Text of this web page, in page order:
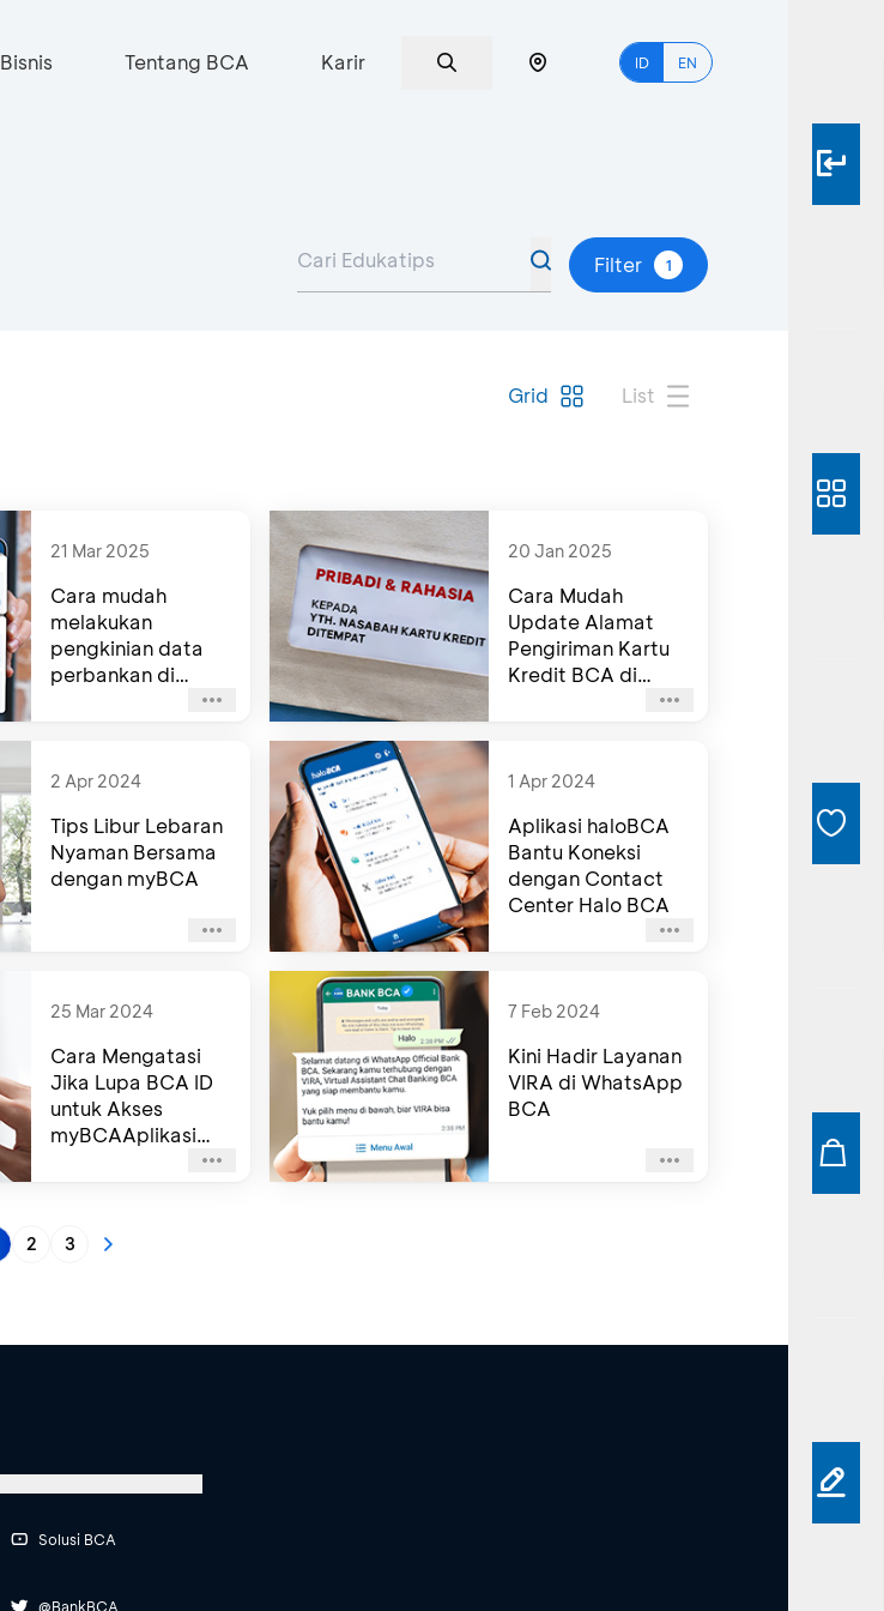
Bisnis Tentang BCA Karir ID EN
Filter 1
Grid List
21 Mar 2025
Cara mudah
melakukan
pengkinian data
perbankan di
20 Jan 2025
Cara Mudah
Update Alamat
Pengiriman Kartu
Kredit BCA di
2 Apr 2024
Tips Libur Lebaran
Nyaman Bersama
dengan myBCA
1 Apr 2024
Aplikasi haloBCA
Bantu Koneksi
dengan Contact
Center Halo BCA
25 Mar 2024
Cara Mengatasi
Jika Lupa BCA ID
untuk Akses
myBCAAplikasi
7 Feb 2024
Kini Hadir Layanan
VIRA di WhatsApp
BCA
2 3
Solusi BCA
@BankBCA